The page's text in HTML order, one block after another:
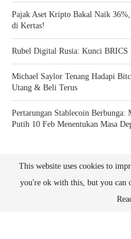
Pajak Aset Kripto Bakal Naik
di Kertas!
Rubel Digital Rusia: Kunci
Michael Saylor Tenang Hadapi
Utang & Beli Terus
Pertarungan Stablecoin Berbunga:
Putih 10 Feb Menentukan Masa
Bitcoin News Crypto is the leader in
This website uses cookies to
you're ok with this, but you can